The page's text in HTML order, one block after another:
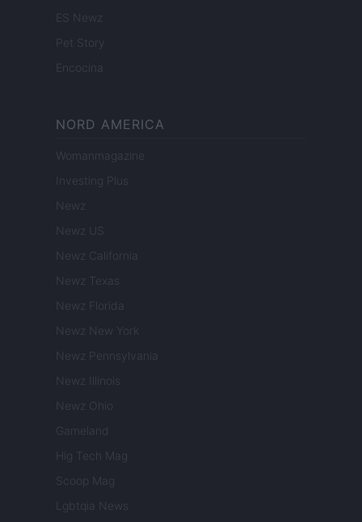
ES Newz
Pet Story
Encocina
NORD AMERICA
Womanmagazine
Investing Plus
Newz
Newz US
Newz California
Newz Texas
Newz Florida
Newz New York
Newz Pennsylvania
Newz Illinois
Newz Ohio
Gameland
Hig Tech Mag
Scoop Mag
Lgbtqia News